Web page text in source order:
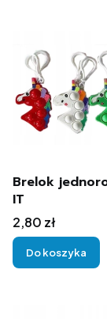
Brelok
IT
Cena
2,80 zł
Do koszyka